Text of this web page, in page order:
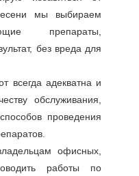
мы выбираем
препараты,
без вреда для
всегда адекватна и
обслуживания,
проведения
офисных,
работы по